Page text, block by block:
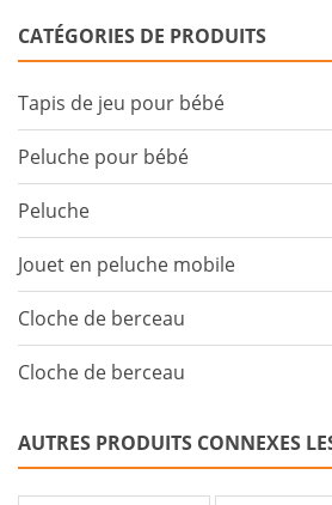
CATÉGORIES DE PRODUITS
Tapis de jeu pour bébé
Peluche pour bébé
Peluche
Jouet en peluche mobile
Cloche de berceau
Cloche de berceau
AUTRES PRODUITS CONNEXES